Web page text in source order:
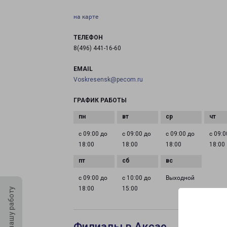
на карте
ТЕЛЕФОН
8(496) 441-16-60
EMAIL
Voskresensk@pecom.ru
ГРАФИК РАБОТЫ
с 09:00 до
18:00
с 09:00 до
18:00
с 09:00 до
18:00
с
18:00
с 09:00 до
18:00
с 10:00 до
15:00
Выходной